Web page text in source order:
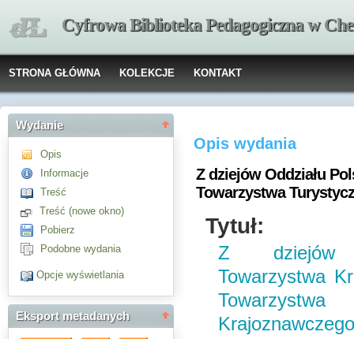
Cyfrowa Biblioteka Pedagogiczna w
STRONA GŁÓWNA KOLEKCJE KONTAKT
Wydanie
Opis
Informacje
Treść
Treść (nowe okno)
Pobierz
Podobne wydania
Opcje wyświetlania
Eksport metadanych
Opis wydania
Z dziejów Oddziału
Towarzystwa
Tytuł:
Z dziejów
Towarzystwa